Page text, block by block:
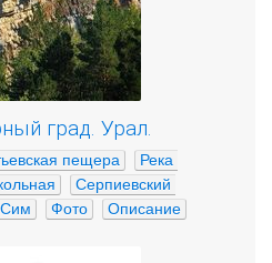
град. Урал.
пещера
Река
Серпиевский
Сим Фото Описание